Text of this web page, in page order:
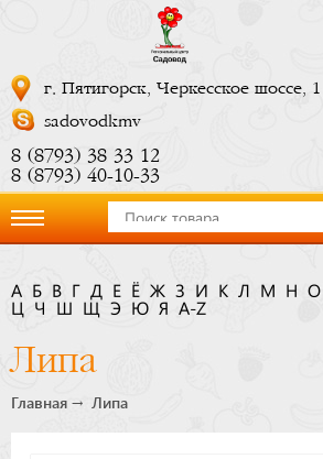
г. Пятигорск, Черкесское шоссе, 1
sadovodkmv
8 (8793) 38 33 12
8 (8793) 40-10-33
компании
Новости
А Б В Г Д Е Ё Ж З И К Л М Н О
Ч Э Ю Я A-Z
Липа
Главная Липа